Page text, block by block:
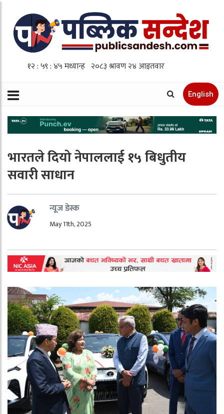
English
भारतले दियो नेपाललाई १५ बिधुतीय
सवारी साधान
न्यूज डेस्क
May 11th, 2025